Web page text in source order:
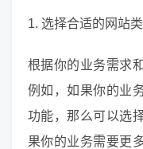
1. 选择合适的网站
根据你的业务需求
例如，如果你的业
功能，那么可以选
果你的业务需要更